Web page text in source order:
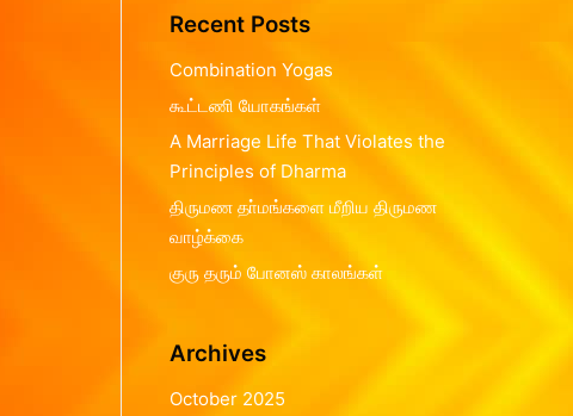
o
f
d
0
u
o
5
Recent Posts
Combination Yogas
கூட்டணி யோகங்கள்
A Marriage Life That Violates the
Principles of Dharma
திருமண தா்மங்களை மீறிய திருமண
வாழ்க்கை
குரு தரும் போனஸ் காலங்கள்
Archives
October 2025